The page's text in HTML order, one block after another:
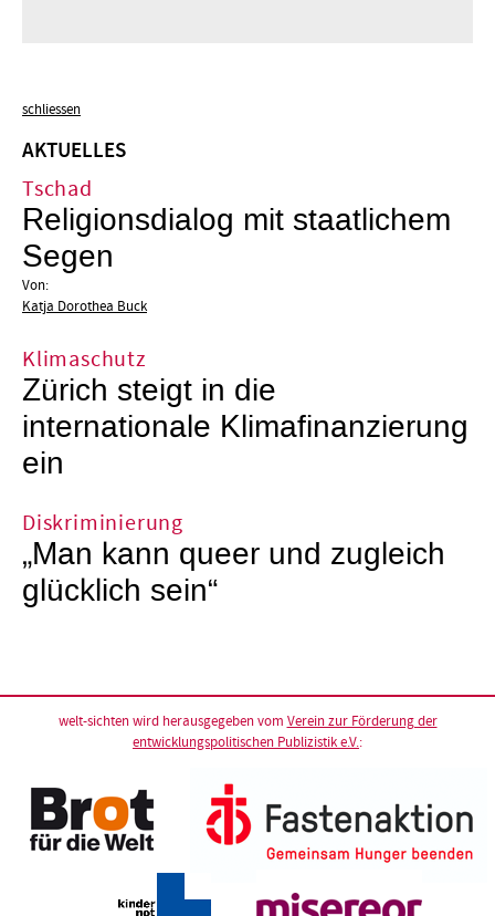
schliessen
AKTUELLES
Tschad
Religionsdialog mit staatlichem
Segen
Von:
Katja Dorothea Buck
Klimaschutz
Zürich steigt in die
internationale Klimafinanzierung
ein
Diskriminierung
„Man kann queer und zugleich
glücklich sein“
welt-sichten wird herausgegeben vom Verein zur Förderung der
entwicklungspolitischen Publizistik e.V.: